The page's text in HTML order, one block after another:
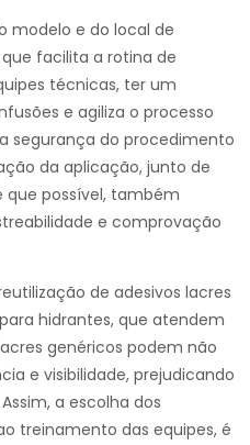
modelo e do local de
facilita a rotina de
técnicas, ter um
e agiliza o processo
segurança do procedimento
da aplicação, junto de
possível, também
e comprovação
de adesivos lacres
hidrantes, que atendem
genéricos podem não
e visibilidade, prejudicando
a escolha dos
treinamento das equipes, é